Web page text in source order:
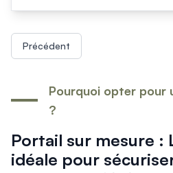
Précédent
Portail sur mesure :
idéale pour
Pourquoi opter pour
?